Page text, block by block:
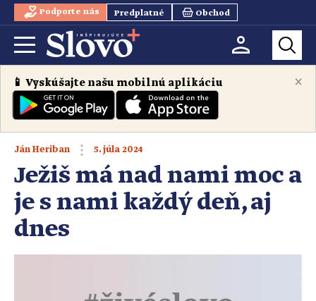
Podporte nás Predplatné Obchod
×
📱 Vyskúšajte našu mobilnú aplikáciu
Ján Heriban 5. júla 2024
Ježiš má nad nami moc a
je s nami každý deň, aj
dnes